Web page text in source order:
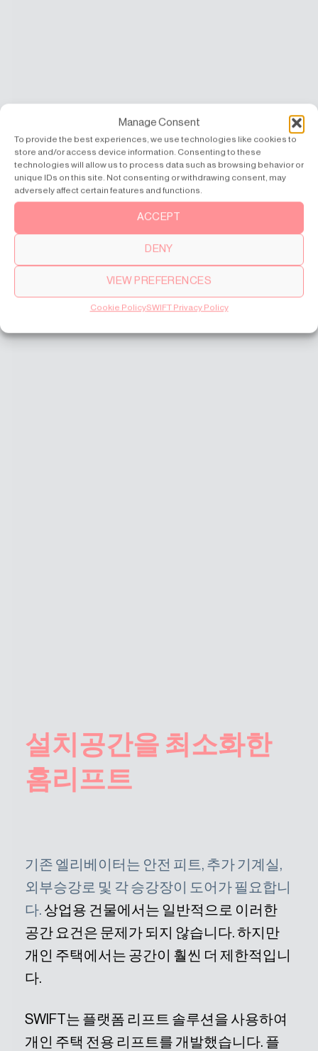
Manage Consent
To provide the best experiences, we use technologies like cookies to
store and/or access device information. Consenting to these
technologies will allow us to process data such as browsing behavior or
unique IDs on this site. Not consenting or withdrawing consent, may
adversely affect certain features and functions.
ACCEPT
DENY
VIEW PREFERENCES
Cookie PolicySWIFT Privacy Policy
설치공간을 최소화한
홈리프트
기존 엘리베이터는 안전 피트, 추가 기계실,
외부승강로 및 각 승강장이 도어가 필요합니
다. 상업용 건물에서는 일반적으로 이러한
공간 요건은 문제가 되지 않습니다. 하지만
개인 주택에서는 공간이 훨씬 더 제한적입니
다.
SWIFT는 플랫폼 리프트 솔루션을 사용하여
개인 주택 전용 리프트를 개발했습니다. 플